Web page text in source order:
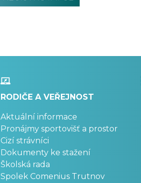
RODIČE A VEŘEJNOST
Aktuální informace
Pronájmy sportovišť a prostor
Cizí strávníci
Dokumenty ke stažení
Školská rada
Spolek Comenius Trutnov